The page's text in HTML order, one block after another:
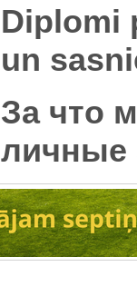
Diplomi
un
За что
личные